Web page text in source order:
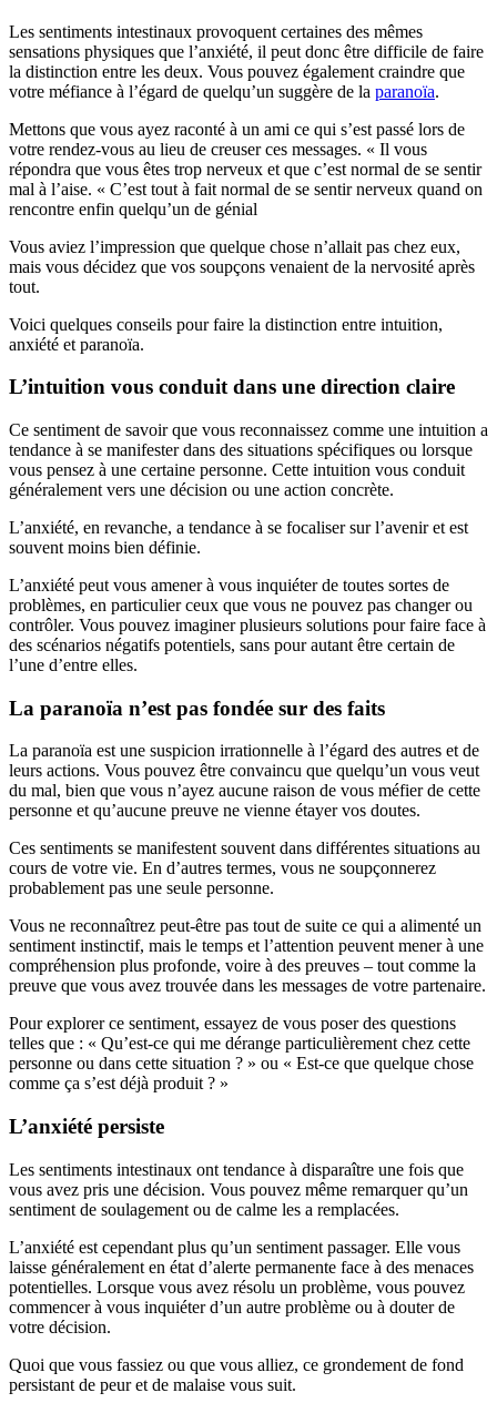
Les sentiments intestinaux provoquent certaines des mêmes
sensations physiques que l’anxiété, il peut donc être difficile de faire
la distinction entre les deux. Vous pouvez également craindre que
votre méfiance à l’égard de quelqu’un suggère de la paranoïa.
Mettons que vous ayez raconté à un ami ce qui s’est passé lors de
votre rendez-vous au lieu de creuser ces messages. « Il vous
répondra que vous êtes trop nerveux et que c’est normal de se sentir
mal à l’aise. « C’est tout à fait normal de se sentir nerveux quand on
rencontre enfin quelqu’un de génial
Vous aviez l’impression que quelque chose n’allait pas chez eux,
mais vous décidez que vos soupçons venaient de la nervosité après
tout.
Voici quelques conseils pour faire la distinction entre intuition,
anxiété et paranoïa.
L’intuition vous conduit dans une direction claire
Ce sentiment de savoir que vous reconnaissez comme une intuition a
tendance à se manifester dans des situations spécifiques ou lorsque
vous pensez à une certaine personne. Cette intuition vous conduit
généralement vers une décision ou une action concrète.
L’anxiété, en revanche, a tendance à se focaliser sur l’avenir et est
souvent moins bien définie.
L’anxiété peut vous amener à vous inquiéter de toutes sortes de
problèmes, en particulier ceux que vous ne pouvez pas changer ou
contrôler. Vous pouvez imaginer plusieurs solutions pour faire face à
des scénarios négatifs potentiels, sans pour autant être certain de
l’une d’entre elles.
La paranoïa n’est pas fondée sur des faits
La paranoïa est une suspicion irrationnelle à l’égard des autres et de
leurs actions. Vous pouvez être convaincu que quelqu’un vous veut
du mal, bien que vous n’ayez aucune raison de vous méfier de cette
personne et qu’aucune preuve ne vienne étayer vos doutes.
Ces sentiments se manifestent souvent dans différentes situations au
cours de votre vie. En d’autres termes, vous ne soupçonnerez
probablement pas une seule personne.
Vous ne reconnaîtrez peut-être pas tout de suite ce qui a alimenté un
sentiment instinctif, mais le temps et l’attention peuvent mener à une
compréhension plus profonde, voire à des preuves – tout comme la
preuve que vous avez trouvée dans les messages de votre partenaire.
Pour explorer ce sentiment, essayez de vous poser des questions
telles que : « Qu’est-ce qui me dérange particulièrement chez cette
personne ou dans cette situation ? » ou « Est-ce que quelque chose
comme ça s’est déjà produit ? »
L’anxiété persiste
Les sentiments intestinaux ont tendance à disparaître une fois que
vous avez pris une décision. Vous pouvez même remarquer qu’un
sentiment de soulagement ou de calme les a remplacées.
L’anxiété est cependant plus qu’un sentiment passager. Elle vous
laisse généralement en état d’alerte permanente face à des menaces
potentielles. Lorsque vous avez résolu un problème, vous pouvez
commencer à vous inquiéter d’un autre problème ou à douter de
votre décision.
Quoi que vous fassiez ou que vous alliez, ce grondement de fond
persistant de peur et de malaise vous suit.